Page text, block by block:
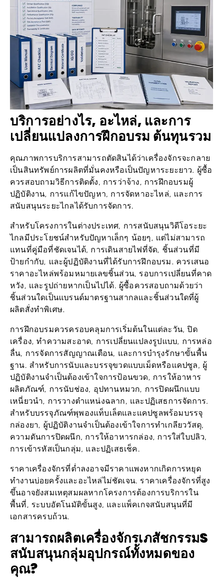
บริการอย่างไร, อะไหล่, และการ
เปลี่ยนแปลงการฝึกอบรม ต้นทุนรวม
เป็นสินทรัพย์การผลิตที่มั่นคงหรือเป็นปัญหาระยะยาว. ผู้ซื้อ
ควรสอบถามวิธีการติดตั้ง, การว่าจ้าง, การฝึกอบรมผู้
ปฏิบัติงาน, การแก้ไขปัญหา, การจัดหาอะไหล่, และการ
สนับสนุนระยะไกลได้รับการจัดการ.
ไกลมีประโยชน์สำหรับปัญหาเล็กๆ น้อยๆ, แต่ไม่สามารถ
แทนที่คู่มือที่ชัดเจนได้, การเดินสายไฟที่จัด, ชิ้นส่วนที่มี
ป้ายกำกับ, และผู้ปฏิบัติงานที่ได้รับการฝึกอบรม. ควรเสนอ
ราคาอะไหล่พร้อมหมายเลขชิ้นส่วน, รอบการเปลี่ยนที่คาด
หวัง, และรูปถ่ายหากเป็นไปได้. ผู้ซื้อควรสอบถามด้วยว่า
ชิ้นส่วนใดเป็นแบรนด์มาตรฐานสากลและชิ้นส่วนใดที่ผู้
ผลิตสั่งทำพิเศษ.
เครื่อง, ทำความสะอาด, การเปลี่ยนแปลงรูปแบบ, การหล่อ
ลื่น, การจัดการสัญญาณเตือน, และการบำรุงรักษาขั้นพื้น
ฐาน. สำหรับการนับและบรรจุขวดแบบเม็ดหรือแคปซูล, ผู้
ปฏิบัติงานจำเป็นต้องเข้าใจการป้อนขวด, การให้อาหาร
ผลิตภัณฑ์, การนับช่อง, อุปทานหมวก, การปิดผนึกแบบ
เหนี่ยวนำ, การวางตำแหน่งฉลาก, และปฏิเสธการจัดการ.
สำหรับบรรจุภัณฑ์พุพองแท็บเล็ตและแคปซูลพร้อมบรรจุ
กล่องยา, ผู้ปฏิบัติงานจำเป็นต้องเข้าใจการทำเกลียววัสดุ,
ความดันการปิดผนึก, การให้อาหารกล่อง, การใส่ใบปลิว,
การเข้ารหัสเป็นกลุ่ม, และปฏิเสธเช็ค.
ทำงานบ่อยครั้งและอะไหล่ไม่ชัดเจน. ราคาเครื่องจักรที่สูง
ขึ้นอาจยังสมเหตุสมผลหากโครงการต้องการบริการใน
พื้นที่, ระบบอัตโนมัติขั้นสูง, และแพ็คเกจสนับสนุนที่มี
เอกสารครบถ้วน.
สามารถผลิตเครื่องจักรเภสัชกรรม
S
สนับสนุนกลุ่มอุปกรณ์ทั้งหมดของ
คุณ?